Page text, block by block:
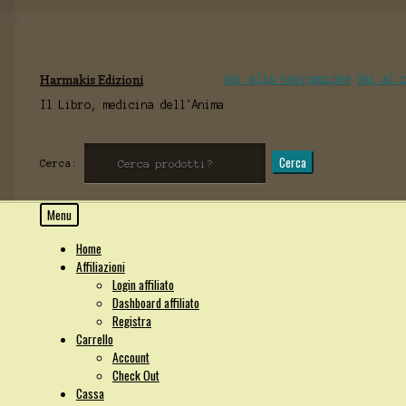
Vai alla navigazione Vai al
Harmakis Edizioni
Il Libro, medicina dell'Anima
Cerca: Cerca
Menu
Home
Affiliazioni
Login affiliato
Dashboard affiliato
Registra
Carrello
Account
Check Out
Cassa